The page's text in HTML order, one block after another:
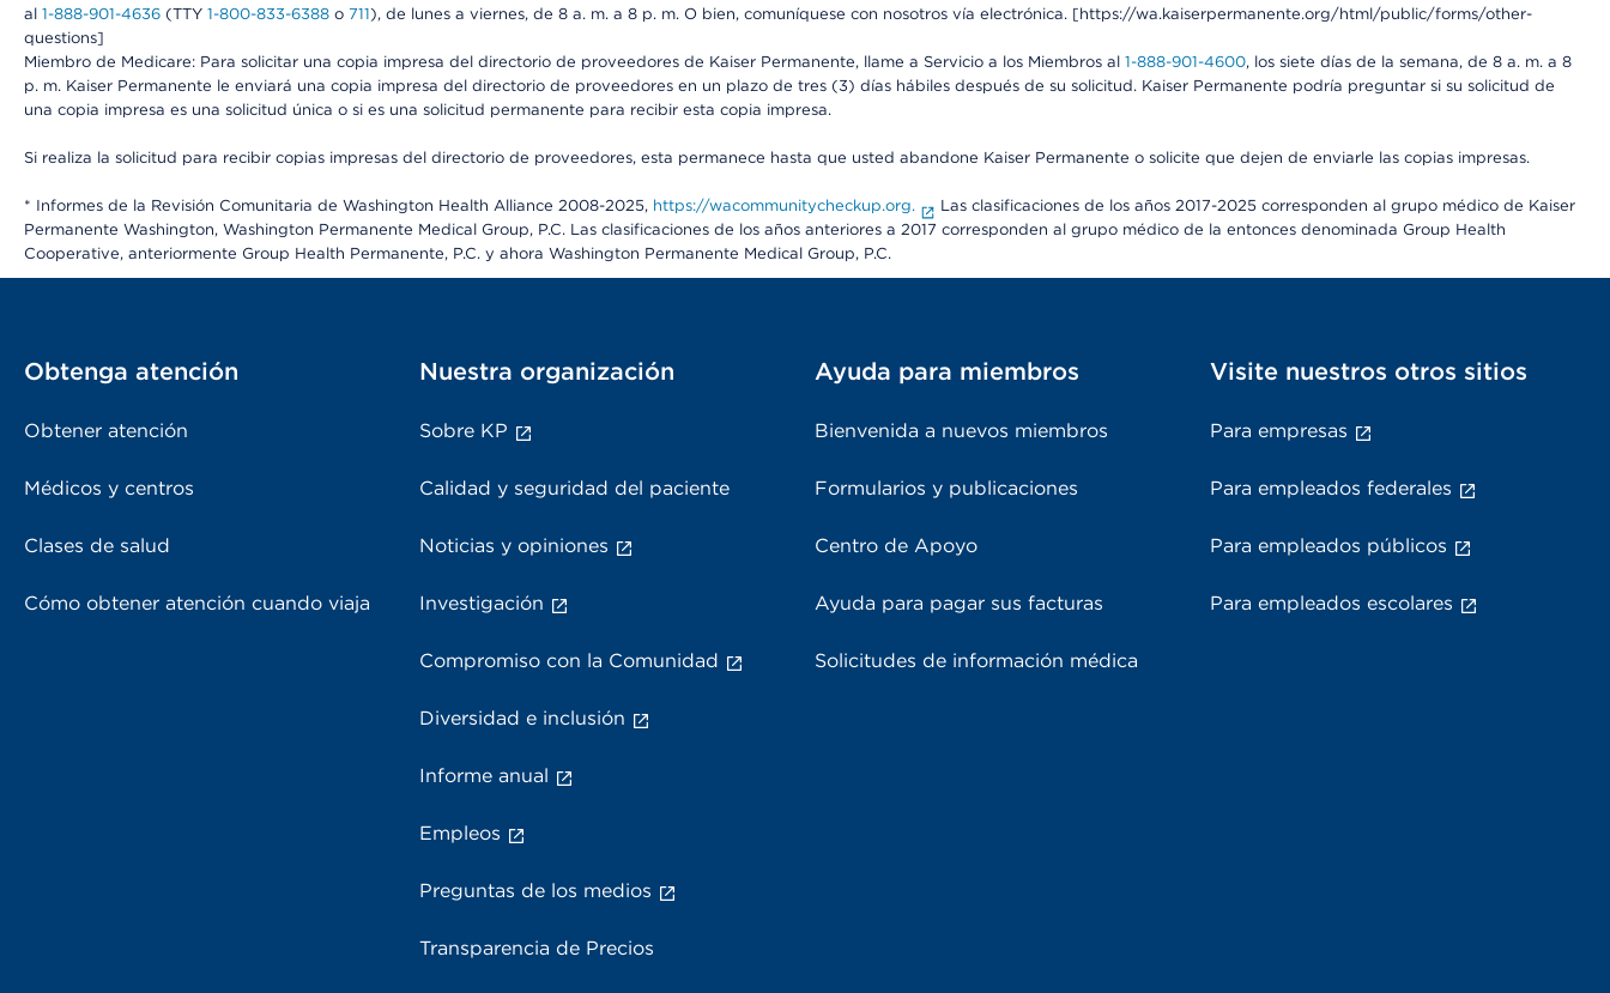
al 1-888-901-4636 (TTY 1-800-833-6388 o 711), de lunes a viernes, de 8 a. m. a 8 p. m. O bien, comuníquese con nosotros vía electrónica. [https://wa.kaiserpermanente.org/html/public/forms/other-
questions]
Miembro de Medicare: Para solicitar una copia impresa del directorio de proveedores de Kaiser Permanente, llame a Servicio a los Miembros al 1-888-901-4600, los siete días de la semana, de 8 a. m. a 8
p. m. Kaiser Permanente le enviará una copia impresa del directorio de proveedores en un plazo de tres (3) días hábiles después de su solicitud. Kaiser Permanente podría preguntar si su solicitud de
una copia impresa es una solicitud única o si es una solicitud permanente para recibir esta copia impresa.
Si realiza la solicitud para recibir copias impresas del directorio de proveedores, esta permanece hasta que usted abandone Kaiser Permanente o solicite que dejen de enviarle las copias impresas.
* Informes de la Revisión Comunitaria de Washington Health Alliance 2008-2025, https://wacommunitycheckup.org.
Las clasificaciones de los años 2017-2025 corresponden al grupo médico de Kaiser
Permanente Washington, Washington Permanente Medical Group, P.C. Las clasificaciones de los años anteriores a 2017 corresponden al grupo médico de la entonces denominada Group Health
Cooperative, anteriormente Group Health Permanente, P.C. y ahora Washington Permanente Medical Group, P.C.
Obtenga atención
Obtener atención
Médicos y centros
Clases de salud
Cómo obtener atención cuando viaja
Nuestra organización
Sobre KP
Calidad y seguridad del paciente
Noticias y opiniones
Investigación
Compromiso con la Comunidad
Diversidad e inclusión
Informe anual
Empleos
Preguntas de los medios
Transparencia de Precios
Ayuda para miembros
Bienvenida a nuevos miembros
Formularios y publicaciones
Centro de Apoyo
Ayuda para pagar sus facturas
Solicitudes de información médica
Visite nuestros otros sitios
Para empresas
Para empleados federales
Para empleados públicos
Para empleados escolares